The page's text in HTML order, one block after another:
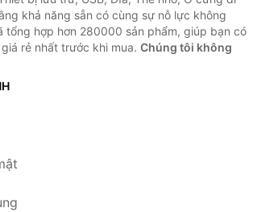
khả năng sẵn có cùng sự nỗ lực không
tổng hợp hơn 280000 sản phẩm, giúp bạn có
rẻ nhất trước khi mua. Chúng tôi không